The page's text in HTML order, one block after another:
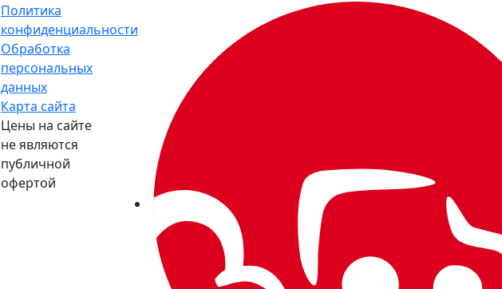
Политика
конфиденциальности
Обработка
персональных
данных
Карта сайта
Цены на сайте
не являются
публичной
офертой